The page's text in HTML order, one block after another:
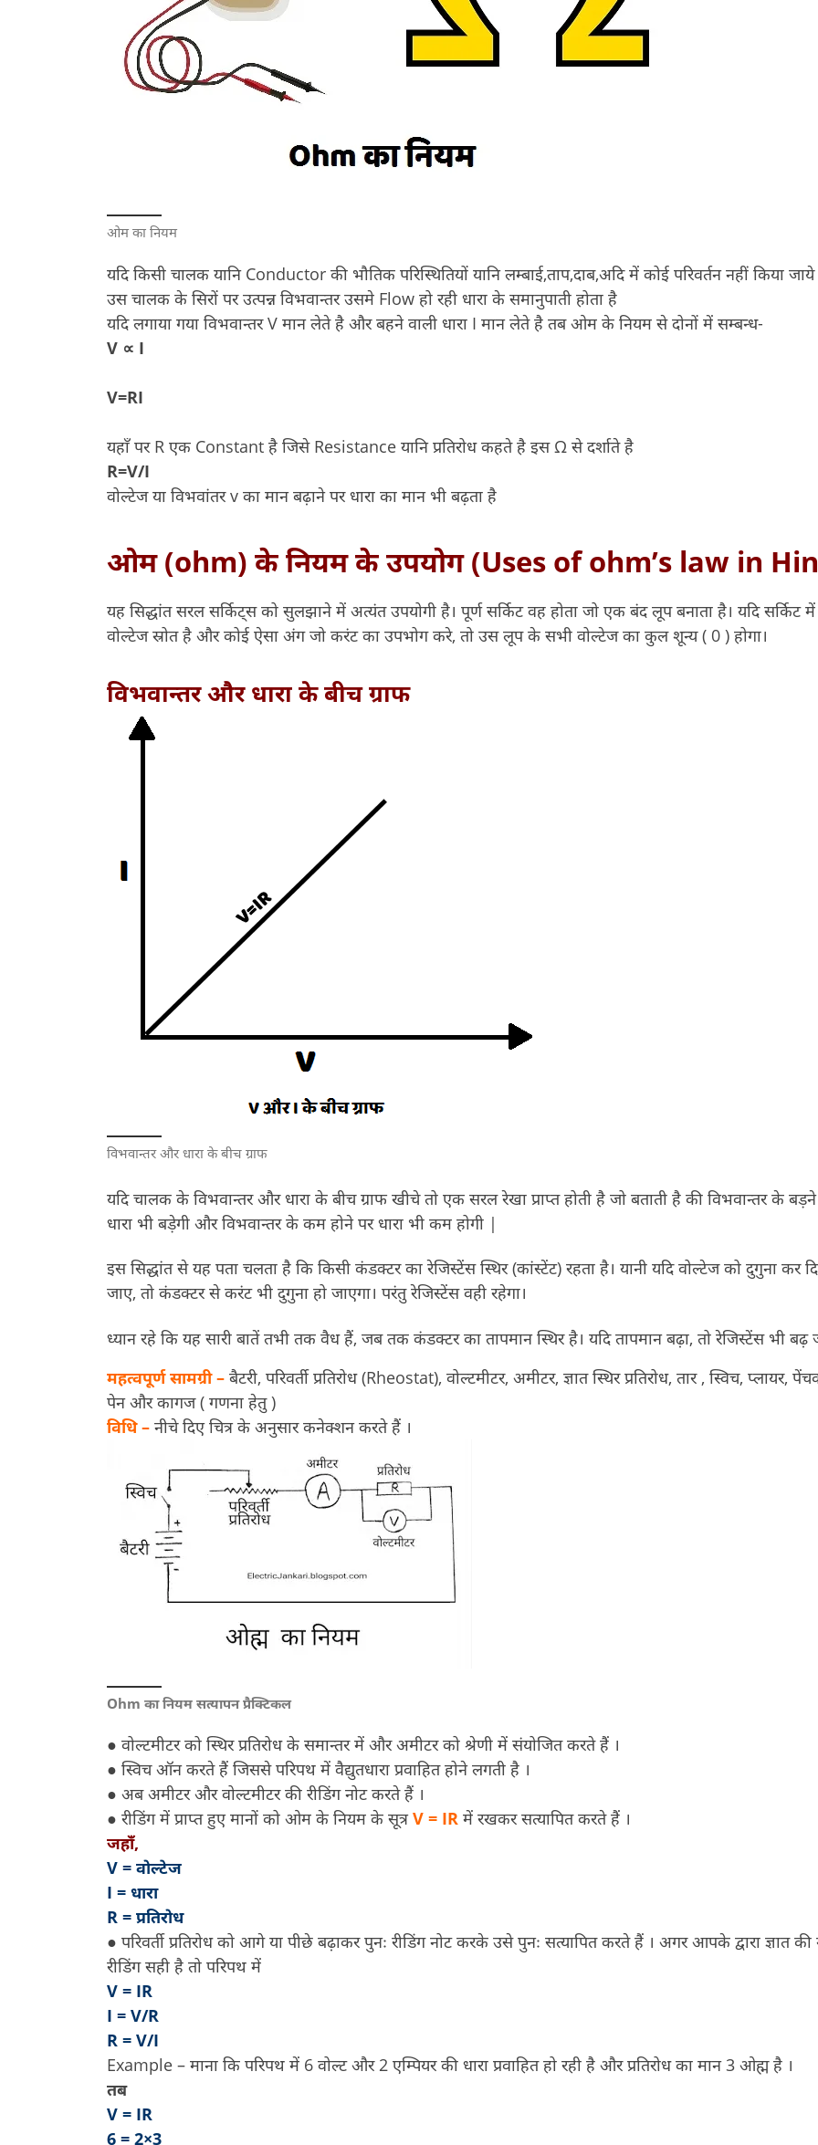
ओम का नियम
यदि किसी चालक यानि Conductor की भौतिक परिस्थितियों यानि लम्बाई,ताप,दाब,अदि में कोई परिवर्तन नहीं किया
उस चालक के सिरों पर उत्पन्न विभवान्तर उसमे Flow हो रही धारा के समानुपाती होता है
यदि लगाया गया विभवान्तर V मान लेते है और बहने वाली धारा I मान लेते है तब ओम के नियम से दोनों में सम्बन्ध-
V ∝ I
V=RI
यहाँ पर R एक Constant है जिसे Resistance यानि प्रतिरोध कहते है इस Ω से दर्शाते है
R=V/I
वोल्टेज या विभवांतर v का मान बढ़ाने पर धारा का मान भी बढ़ता है
ओम (ohm) के नियम के उपयोग (Uses of ohm’s law in
यह सिद्धांत सरल सर्किट्स को सुलझाने में अत्यंत उपयोगी है। पूर्ण सर्किट वह होता जो एक बंद लूप बनाता है। यदि सर्किट
वोल्टेज स्रोत है और कोई ऐसा अंग जो करंट का उपभोग करे, तो उस लूप के सभी वोल्टेज का कुल शून्य ( 0 ) होगा।
विभवान्तर और धारा के बीच ग्राफ
विभवान्तर और धारा के बीच ग्राफ
यदि चालक के विभवान्तर और धारा के बीच ग्राफ खीचे तो एक सरल रेखा प्राप्त होती है जो बताती है की विभवान्तर के
धारा भी बड़ेगी और विभवान्तर के कम होने पर धारा भी कम होगी |
इस सिद्धांत से यह पता चलता है कि किसी कंडक्टर का रेजिस्टेंस स्थिर (कांस्टेंट) रहता है। यानी यदि वोल्टेज को दुगुना कर
जाए, तो कंडक्टर से करंट भी दुगुना हो जाएगा। परंतु रेजिस्टेंस वही रहेगा।
ध्यान रहे कि यह सारी बातें तभी तक वैध हैं, जब तक कंडक्टर का तापमान स्थिर है। यदि तापमान बढ़ा, तो रेजिस्टेंस भी बढ़
महत्वपूर्ण सामग्री – बैटरी, परिवर्ती प्रतिरोध (Rheostat), वोल्टमीटर, अमीटर, ज्ञात स्थिर प्रतिरोध, तार , स्विच, प्लायर,
पेन और कागज ( गणना हेतु )
विधि – नीचे दिए चित्र के अनुसार कनेक्शन करते हैं ।
Ohm का नियम सत्यापन प्रैक्टिकल
● वोल्टमीटर को स्थिर प्रतिरोध के समान्तर में और अमीटर को श्रेणी में संयोजित करते हैं ।
● स्विच ऑन करते हैं जिससे परिपथ में वैद्युतधारा प्रवाहित होने लगती है ।
● अब अमीटर और वोल्टमीटर की रीडिंग नोट करते हैं ।
● रीडिंग में प्राप्त हुए मानों को ओम के नियम के सूत्रV = IR में रखकर सत्यापित करते हैं ।
जहाँ,
V = वोल्टेज
I = धारा
R = प्रतिरोध
● परिवर्ती प्रतिरोध को आगे या पीछे बढ़ाकर पुनः रीडिंग नोट करके उसे पुनः सत्यापित करते हैं । अगर आपके द्वारा ज्ञात की
रीडिंग सही है तो परिपथ में
V = IR
I = V/R
R = V/I
Example – माना कि परिपथ में 6 वोल्ट और 2 एम्पियर की धारा प्रवाहित हो रही है और प्रतिरोध का मान 3 ओह्म है ।
तब
V = IR
6 = 2×3